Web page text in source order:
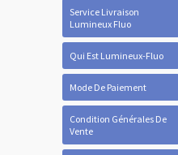
Service Livraison
Lumineux Fluo
Qui Est Lumineux-Fluo
Mode De Paiement
Condition Générales De
Vente